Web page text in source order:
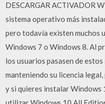
DESCARGAR ACTIVADOR
sistema operativo más
pero todavía existen muchos
Windows 7 o Windows 8. Al
los usuarios pasasen de
manteniendo su licencia
y si quieres instalar Windows